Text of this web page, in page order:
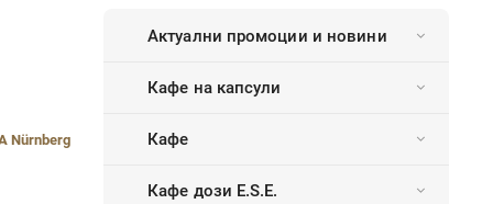
Актуални промоции и новини
Кафе на капсули
Кафе
Кафе дози E.S.E.
Nürnberg